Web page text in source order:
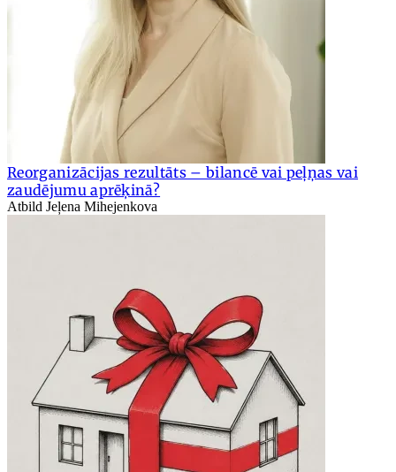
Reorganizācijas rezultāts – bilancē vai peļņas vai
zaudējumu aprēķinā?
Atbild Jeļena Mihejenkova